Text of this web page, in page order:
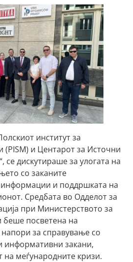
институт за
(PISM) и Центарот за Источни
се дискутираше за улогата на
со заканите
информации и поддршката на
Средбата во Одделот за
при Министерството за
посветена на
за справување со
информативни закани,
на меѓународните кризи.